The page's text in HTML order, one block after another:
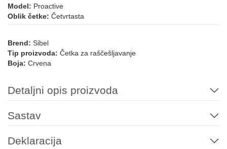
Model: Proactive
Oblik četke: Četvrtasta
Brend: Sibel
Tip proizvoda: Četka za raščešljavanje
Boja: Crvena
Detaljni opis proizvoda
Sastav
Deklaracija